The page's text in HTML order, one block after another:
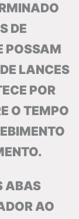
DE
POSSAM
LANCES
POR
O TEMPO
ABAS
AO